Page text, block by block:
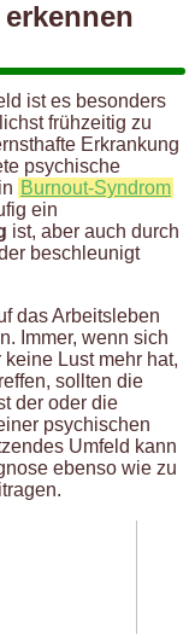
ist es besonders
frühzeitig zu
Erkrankung
psychische
Burnout-Syndrom
ein
ist, aber auch durch
beschleunigt
das Arbeitsleben
Immer, wenn sich
Lust mehr hat,
sollten die
der oder die
psychischen
Umfeld kann
ebenso wie zu